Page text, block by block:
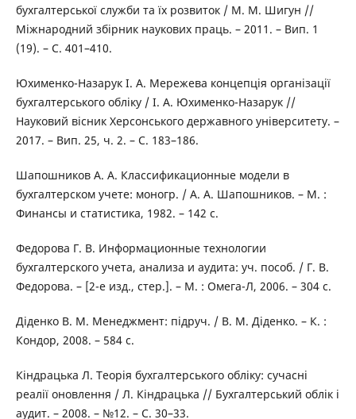
бухгалтерської служби та їх розвиток / М. М. Шигун //
Міжнародний збірник наукових праць. – 2011. – Вип. 1
(19). – С. 401–410.
Юхименко-Назарук І. А. Мережева концепція організації
бухгалтерського обліку / І. А. Юхименко-Назарук //
Науковий вісник Херсонського державного університету. –
2017. – Вип. 25, ч. 2. – С. 183–186.
Шапошников А. А. Классификационные модели в
бухгалтерском учете: моногр. / А. А. Шапошников. – М. :
Финансы и статистика, 1982. – 142 с.
Федорова Г. В. Информационные технологии
бухгалтерского учета, анализа и аудита: уч. пособ. / Г. В.
Федорова. – [2-е изд., стер.]. – М. : Омега-Л, 2006. – 304 с.
Діденко В. М. Менеджмент: підруч. / В. М. Діденко. – К. :
Кондор, 2008. – 584 с.
Кіндрацька Л. Теорія бухгалтерського обліку: сучасні
реалії оновлення / Л. Кіндрацька // Бухгалтерський облік і
аудит. – 2008. – №12. – С. 30–33.